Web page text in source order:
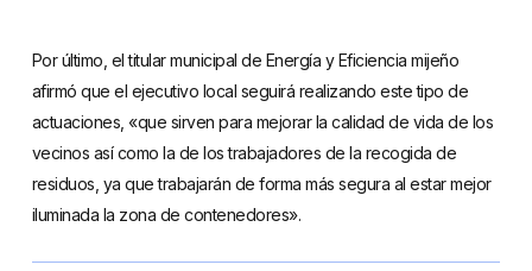
Por último, el titular municipal de Energía y Eficiencia mijeño
afirmó que el ejecutivo local seguirá realizando este tipo de
actuaciones, «que sirven para mejorar la calidad de vida de los
vecinos así como la de los trabajadores de la recogida de
residuos, ya que trabajarán de forma más segura al estar mejor
iluminada la zona de contenedores».